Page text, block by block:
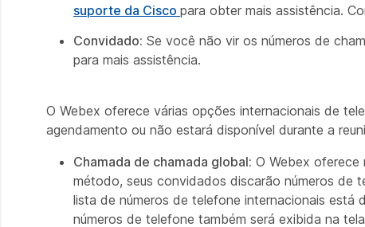
suporte da Cisco para obter mais assistência.
Convidado: Se você não vir os números de
para mais assistência.
O Webex oferece várias opções internacionais de
agendamento ou não estará disponível durante a
Chamada de chamada global: O Webex oferece
método, seus convidados discarão números de
lista de números de telefone internacionais está
números de telefone também será exibida na